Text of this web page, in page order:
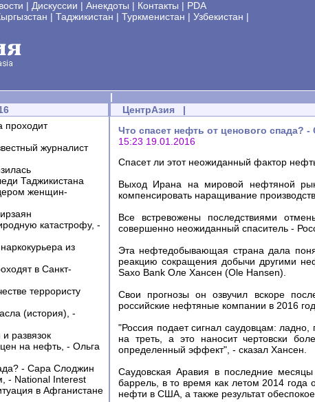
| Дискуссии | Анекдоты | Контакты | PDA
| Таджикистан | Туркменистан | Узбекистан |
|
проходит
журналист
Таджикистана
женщин-
катастрофу, -
из
в Санкт-
террористу
(история), -
развязок
на нефть, - Ольга
- Сара Слоджин
- National Interest
в Афганистане
ЦентрАзия |
Что спасет нефть от ценового спада?
15:23 19.01.2016
Спасет ли этот неожиданный фактор
Выход Ирана на мировой нефтяной
компенсировать наращивание
Все встревожены последствиями
совершенно неожиданный спаситель -
Эта нефтедобывающая страна дала
реакцию сокращения добычи другими
Saxo Bank Оле Хансен (Ole Hansen).
Свои прогнозы он озвучил вскоре
российские нефтяные компании в 2016
"Россия подает сигнал саудовцам:
на треть, а это наносит чертовски
определенный эффект", - сказал Хансен.
Саудовская Аравия в последние
баррель, в то время как летом 2014
нефти в США, а также результат